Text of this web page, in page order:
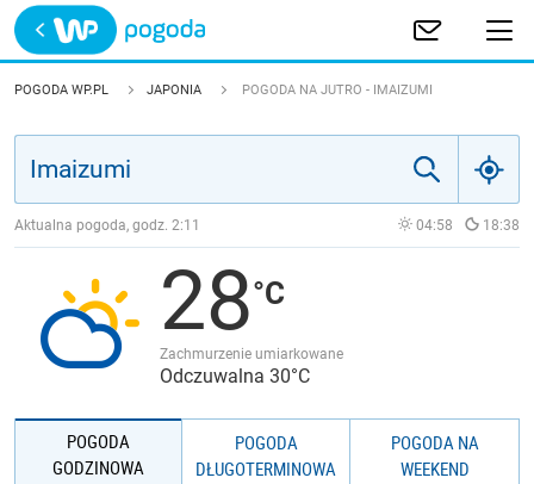
Trwa ładowanie
POLSKA
JAKOŚĆ POWIETRZA
POGODA WP.PL JAPONIA POGODA NA JUTRO - IMAIZUMI
Aktualna pogoda, godz. 2:11 04:58 18:38
28
Zachmurzenie umiarkowane
Odczuwalna 30°C
POGODA
GODZINOWA
POGODA
DŁUGOTERMINOWA
POGODA NA
WEEKEND